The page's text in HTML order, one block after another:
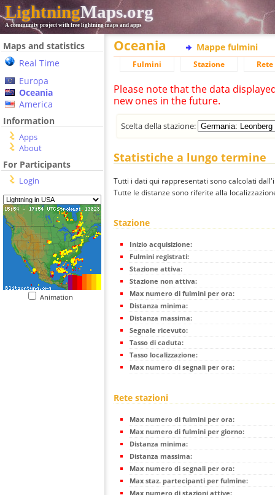
LightningMaps.org
A community project with free lightning maps and apps
Maps and statistics
Real Time
Europa
Oceania
America
Information
Apps
About
For Participants
Login
Animation
Oceania Mappe fulmini
Fulmini Stazione
Please note that the data
new ones in the future.
Scelta della stazione:
Statistiche a lungo termine
Tutti i dati qui rappresentati sono calcolati
Tutte le distanze sono riferite alla
Stazione
Inizio acquisizione:
Fulmini registrati:
Stazione attiva:
Stazione non attiva:
Max numero di fulmini per ora:
Distanza minima:
Distanza massima:
Segnale ricevuto:
Tasso di caduta:
Tasso localizzazione:
Max numero di segnali per ora:
Rete stazioni
Max numero di fulmini per ora:
Max numero di fulmini per giorno:
Distanza minima:
Distanza massima:
Max numero di segnali per ora:
Max staz. partecipanti per fulmine:
Max numero di stazioni attive: